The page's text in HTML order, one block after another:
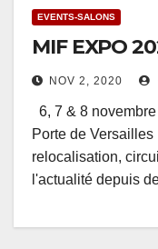
EVENTS-SALONS
MIF EXPO
NOV 2, 2020
6, 7 & 8
Porte de
relocalisation,
l'actualité depuis